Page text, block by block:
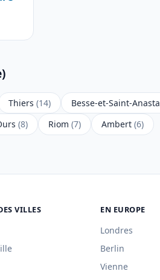
Thiers (14) Besse-et-Saint-
(8) Riom (7) Ambert (6)
VILLES EN EUROPE
Londres
Berlin
Vienne